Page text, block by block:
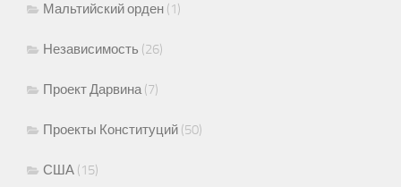
Мальтийский орден (1)
Независимость (26)
Проект Дарвина(7)
Проекты Конституций (50)
США (15)